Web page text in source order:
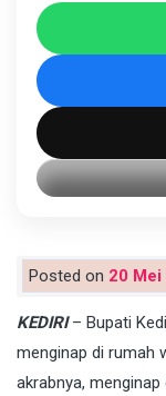
Posted on 20
KEDIRI– Bupati
menginap di rumah
akrabnya,